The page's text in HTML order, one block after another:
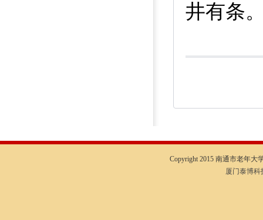
井有条
Copyright 2015 南通市老年大
厦门泰博